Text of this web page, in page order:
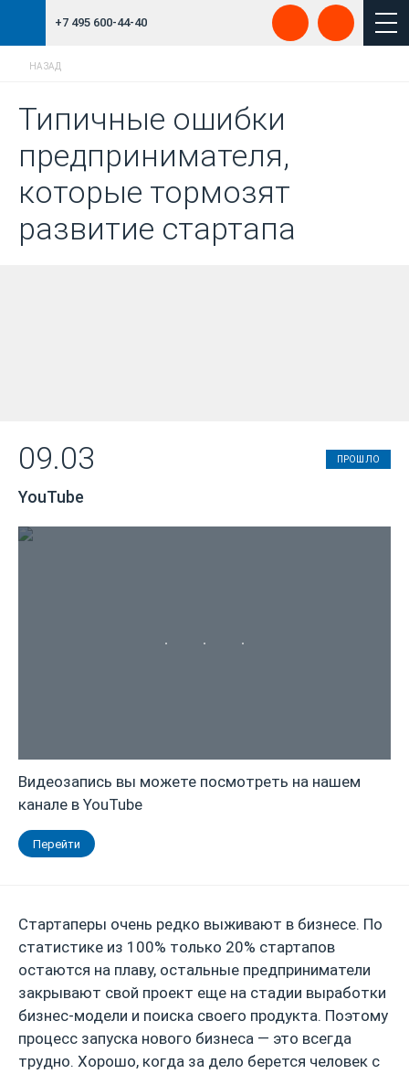
+7 495 600-44-40
НАЗАД
Типичные ошибки
предпринимателя,
которые тормозят
развитие стартапа
ПРОШЛО
09.03
YouTube
Видеозапись вы можете посмотреть на нашем
канале в YouTube
Перейти
Стартаперы очень редко выживают в бизнесе. По
статистике из 100% только 20% стартапов
остаются на плаву, остальные предприниматели
закрывают свой проект еще на стадии выработки
бизнес-модели и поиска своего продукта. Поэтому
процесс запуска нового бизнеса — это всегда
трудно. Хорошо, когда за дело берется человек с